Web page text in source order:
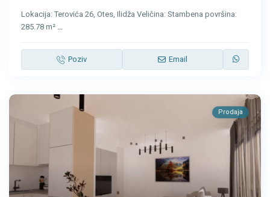
Lokacija: Terovića 26, Otes, Ilidža Veličina: Stambena površina:
285.78 m² ...
Poziv Email
Prodaja